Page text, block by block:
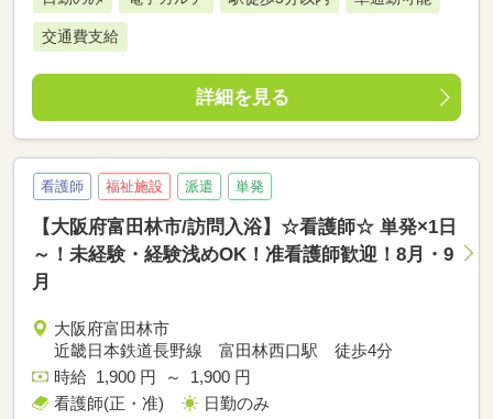
交通費支給
詳細を見る
看護師 福祉施設 派遣 単発
【大阪府富田林市/訪問入浴】☆看護師☆ 単発×1日
～！未経験・経験浅めOK！准看護師歓迎！8月・9
月
大阪府富田林市
近畿日本鉄道長野線 富田林西口駅 徒歩4分
時給 1,900 円 ～ 1,900 円
看護師(正・准)
日勤のみ